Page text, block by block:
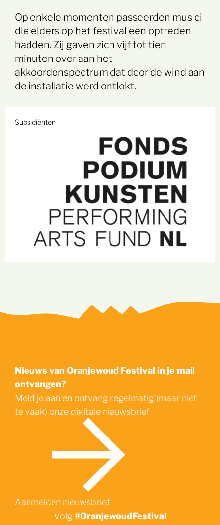
Op enkele momenten passeerden musici
die elders op het festival een optreden
hadden. Zij gaven zich vijf tot tien
minuten over aan het
akkoordenspectrum dat door de wind aan
de installatie werd ontlokt.
Subsidiënten
Nieuws van Oranjewoud Festival in je mail
ontvangen?
Meld je aan en ontvang regelmatig (maar niet
te vaak) onze digitale nieuwsbrief
Aanmelden nieuwsbrief
Volg #OranjewoudFestival